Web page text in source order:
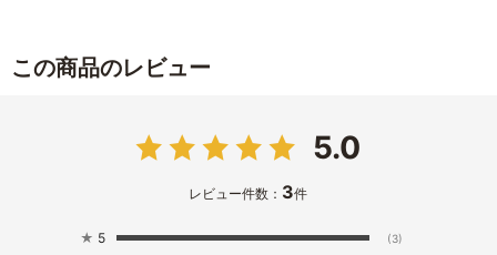
この商品のレビュー
5.0
レビュー件数： 3件
★ 5 (3)